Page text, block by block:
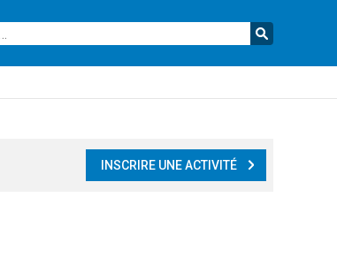
INSCRIRE UNE ACTIVITÉ